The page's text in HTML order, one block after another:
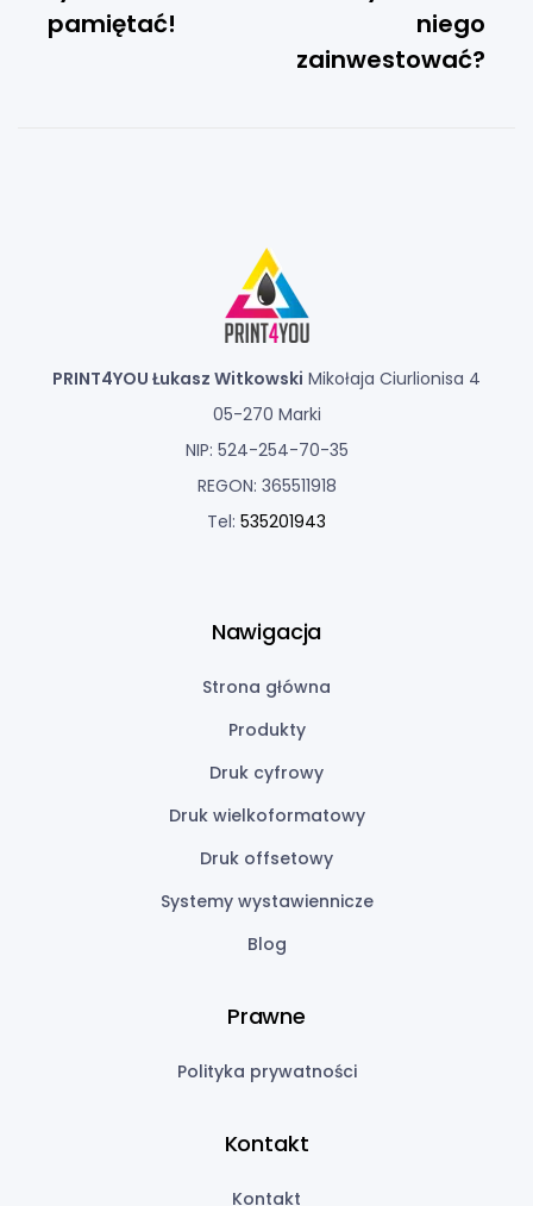
pamiętać!
niego
zainwestować?
PRINT4YOU Łukasz Witkowski Mikołaja Ciurlionisa 4
05-270 Marki
NIP: 524-254-70-35
REGON: 365511918
Tel: 535201943
Nawigacja
Strona główna
Produkty
Druk cyfrowy
Druk wielkoformatowy
Druk offsetowy
Systemy wystawiennicze
Blog
Prawne
Polityka prywatności
Kontakt
Kontakt